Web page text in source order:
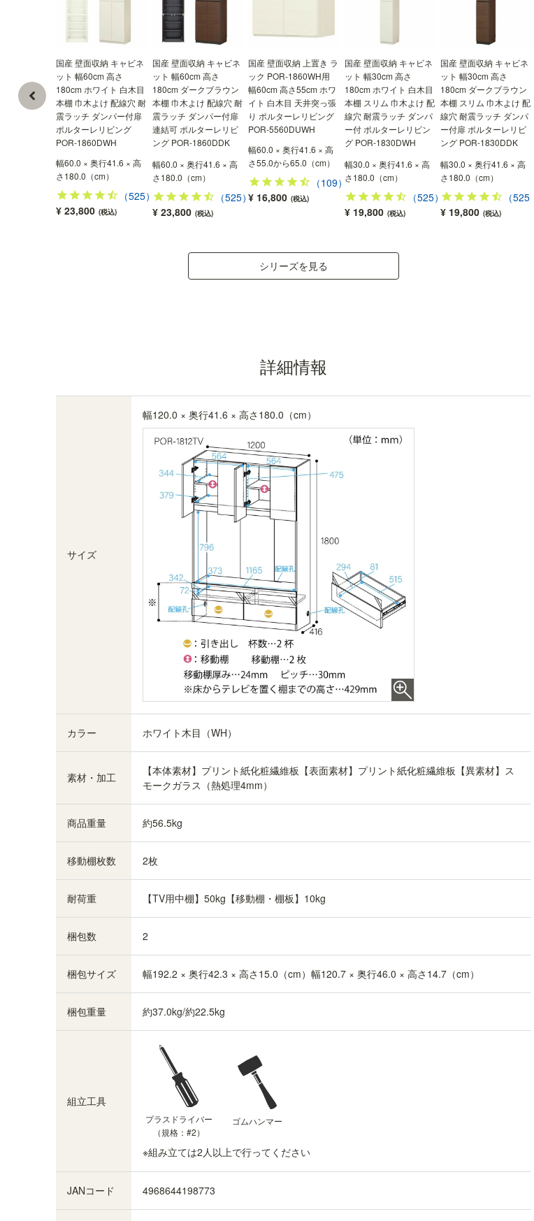
テレビ用中棚には配線を通す穴があるので、テレ
ビの電源コードなどを隠しながら配線できます。
110枚収納できます。全部引き出して奥まで見渡
下に通したテレビやAV機器などのコードは、側板
にある配線穴から外に出すことができます。ま
配線穴に設置する配線キャップ付きです。配線を
しないときはキャップを閉じて穴を隠し、配線を
高さ調節できる移動棚
上部扉内の2枚の棚板は3cm間隔で調節できる移
動棚です。棚ストッパーで固定できるので、不注
意で棚が落ちることなく安心して使うことができ
ます。
安全機能耐震ラッチ
静かに開閉できるダンパー付き扉
扉がゆっくり閉じるダンパー機能付き。静かに扉
国産 壁面収納 キャビネ
ット 幅60cm 高さ
180cm ホワイト 白木目
本棚 巾木よけ 配線穴 耐
震ラッチ ダンパー付扉
ポルターレリビング
POR-1860DWH
幅60.0 × 奥行41.6 × 高
さ180.0（cm）
（525）
¥ 23,800 (税込)
国産 壁面収納 キャビネ
ット 幅60cm 高さ
180cm ダークブラウン
本棚 巾木よけ 配線穴 耐
震ラッチ ダンパー付扉
連結可 ポルターレリビ
ング POR-1860DDK
幅60.0 × 奥行41.6 × 高
さ180.0（cm）
（525）
¥ 23,800 (税込)
国産 壁面収納 上置き ラ
ック POR-1860WH用
幅60cm 高さ55cm ホワ
イト 白木目 天井突っ張
り ポルターレリビング
POR-5560DUWH
幅60.0 × 奥行41.6 × 高
さ55.0から65.0（cm）
（109）
¥ 16,800 (税込)
国産 壁面収納 キャビネ
ット 幅30cm 高さ
180cm ホワイト 白木目
本棚 スリム 巾木よけ 配
線穴 耐震ラッチ ダンパ
ー付 ポルターレリビン
グ POR-1830DWH
幅30.0 × 奥行41.6 × 高
さ180.0（cm）
（525）
¥ 19,800 (税込)
国産 壁面収納 キャビネ
ット 幅30cm 高さ
180cm ダークブラウン
本棚 スリム 巾木よけ 配
線穴 耐震ラッチ ダンパ
ー付扉 ポルターレリビ
ング POR-1830DDK
幅30.0 × 奥行41.6 × 高
さ180.0（cm）
（525）
¥ 19,800 (税込)
シリーズを見る
詳細情報
サイズ
幅120.0 × 奥行41.6 × 高さ180.0（cm）
カラー ホワイト木目（WH）
素材・加工
【本体素材】プリント紙化粧繊維板【表面素材】プリント紙化粧繊維板【異素材】ス
モークガラス（熱処理4mm）
商品重量 約56.5kg
移動棚枚数 2枚
耐荷重 【TV用中棚】50kg【移動棚・棚板】10kg
梱包数 2
梱包サイズ 幅192.2 × 奥行42.3 × 高さ15.0（cm）幅120.7 × 奥行46.0 × 高さ14.7（cm）
梱包重量 約37.0kg/約22.5kg
組立工具
プラスドライバー
（規格：#2）
ゴムハンマー
※組み立ては2人以上で行ってください
JANコード 4968644198773